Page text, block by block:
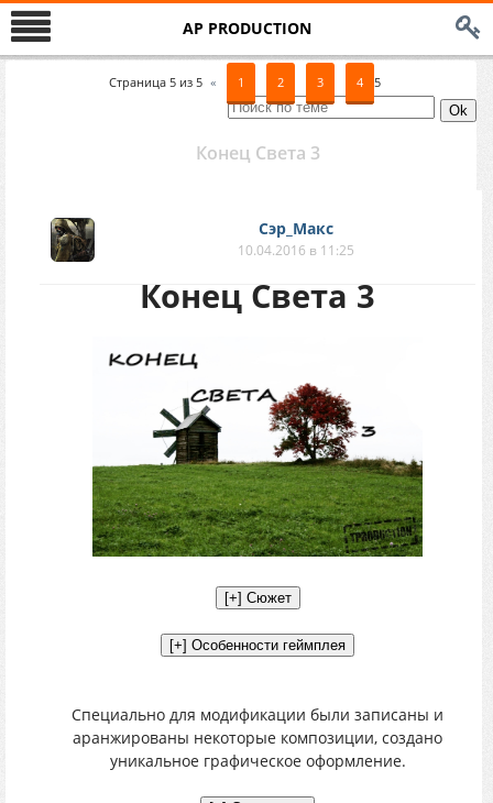
AP PRODUCTION
Страница 5 из 5 « 1 2 3 4 5
Конец Света 3
Сэр_Макс
10.04.2016 в 11:25
Конец Света 3
Специально для модификации были записаны и
аранжированы некоторые композиции, создано
уникальное графическое оформление.